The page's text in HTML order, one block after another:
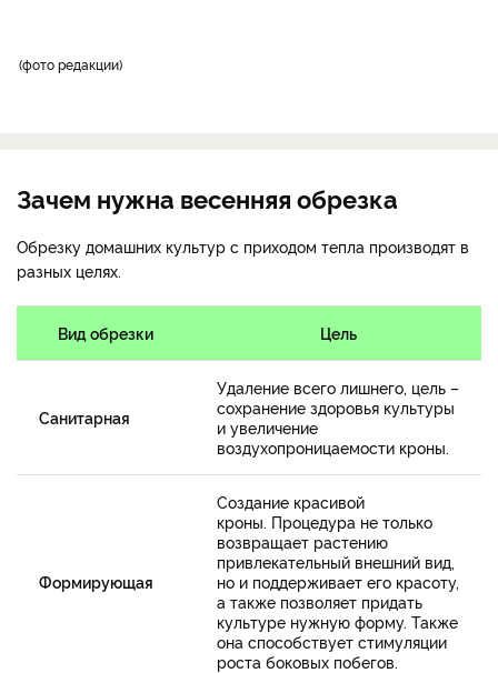
фото редакции
Зачем нужна весенняя обрезка
Обрезку домашних культур с приходом тепла производят в
разных целях.
Вид обрезки Цель
Санитарная
Удаление всего лишнего, цель –
сохранение здоровья культуры
и увеличение
воздухопроницаемости кроны.
Формирующая
Создание красивой
кроны. Процедура не только
возвращает растению
привлекательный внешний вид,
но и поддерживает его красоту,
а также позволяет придать
культуре нужную форму. Также
она способствует стимуляции
роста боковых побегов.